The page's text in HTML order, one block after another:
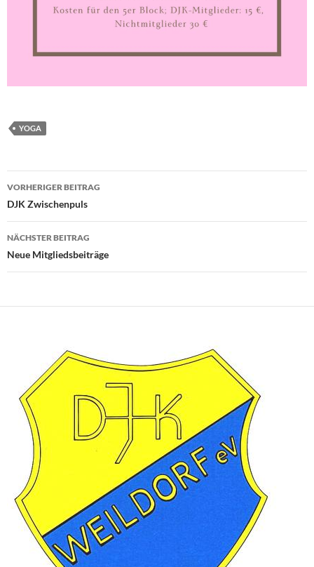
YOGA
Beitragsnavigation
VORHERIGER BEITRAG
DJK Zwischenpuls
NÄCHSTER BEITRAG
Neue Mitgliedsbeiträge